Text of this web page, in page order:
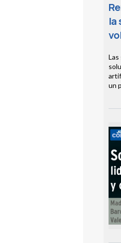
la
un